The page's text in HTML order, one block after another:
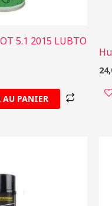
5.1 2015 LUBTO
AU PANIER